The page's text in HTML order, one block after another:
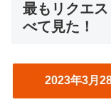
最もリクエ
べて見た！
2023年3月